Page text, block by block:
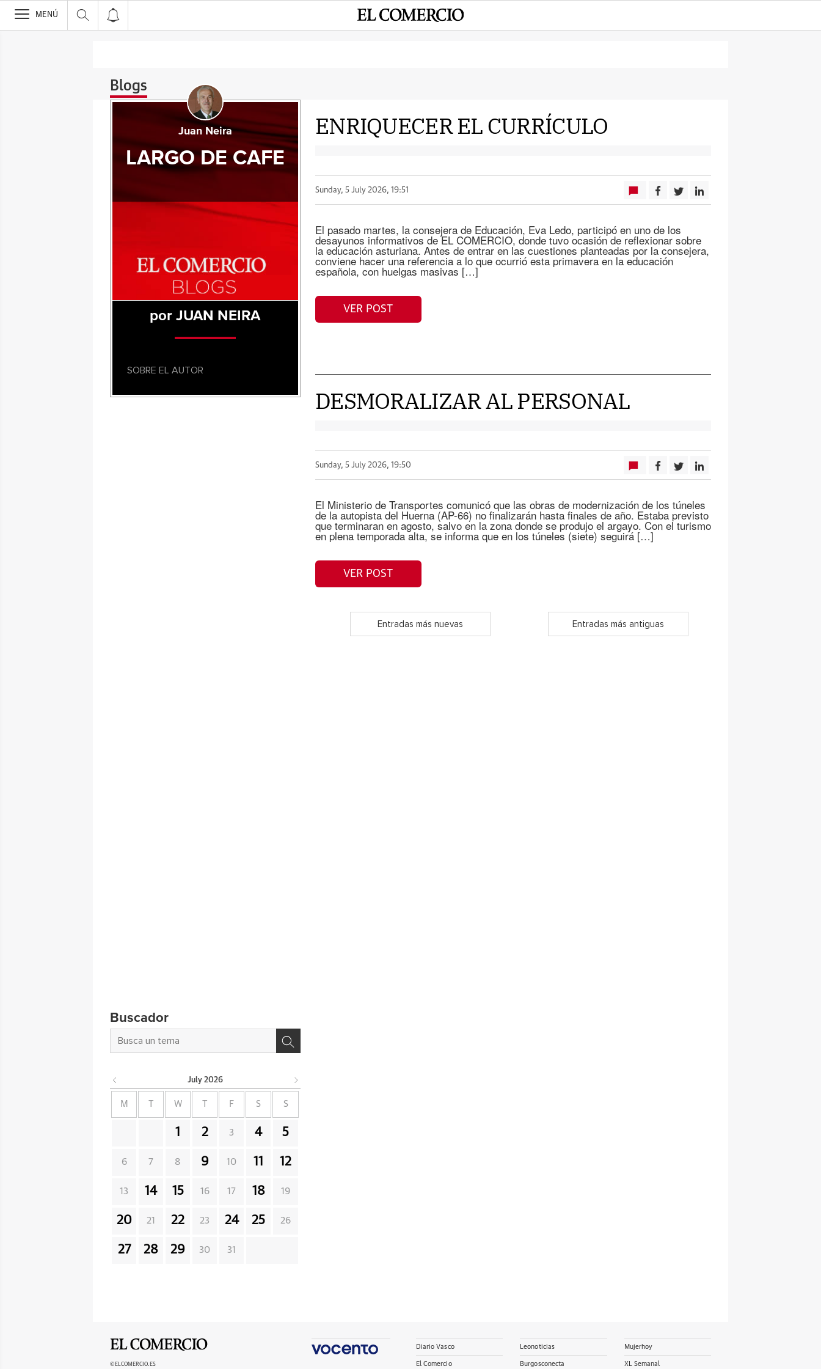
>
MENÚ
Blogs
ENRIQUECER EL CURRÍCULO
Sunday, 5 July 2026, 19:51
El pasado martes, la consejera de Educación, Eva Ledo, participó en uno de los
desayunos informativos de EL COMERCIO, donde tuvo ocasión de reflexionar sobre
la educación asturiana. Antes de entrar en las cuestiones planteadas por la consejera,
conviene hacer una referencia a lo que ocurrió esta primavera en la educación
española, con huelgas masivas […]
VER POST
DESMORALIZAR AL PERSONAL
Sunday, 5 July 2026, 19:50
El Ministerio de Transportes comunicó que las obras de modernización de los túneles
de la autopista del Huerna (AP-66) no finalizarán hasta finales de año. Estaba previsto
que terminaran en agosto, salvo en la zona donde se produjo el argayo. Con el turismo
en plena temporada alta, se informa que en los túneles (siete) seguirá […]
VER POST
Entradas más nuevas Entradas más antiguas
Juan Neira
LARGO DE CAFE
por JUAN NEIRA
SOBRE EL AUTOR
Buscador
July 2026
M W F S S
1 2 3 4 5
6 7 8 9 10 11 12
13 14 15 16 17 18 19
20 21 22 23 24 25 26
27 28 29 30 31
©ELCOMERCIO.ES
Diario Vasco
El Comercio
Leonoticias
Burgosconecta
Mujerhoy
XL Semanal